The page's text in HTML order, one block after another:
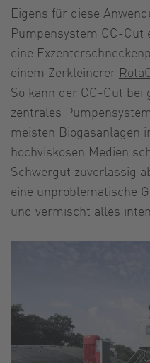
Eigens für diese
Pumpensystem CC-
eine
einem Zerkleinerer
So kann der CC-Cut bei
zentrales
meisten Biogasanlagen
hochviskosen Medien
Schwergut zuverlässig
eine unproblematische
und vermischt alles